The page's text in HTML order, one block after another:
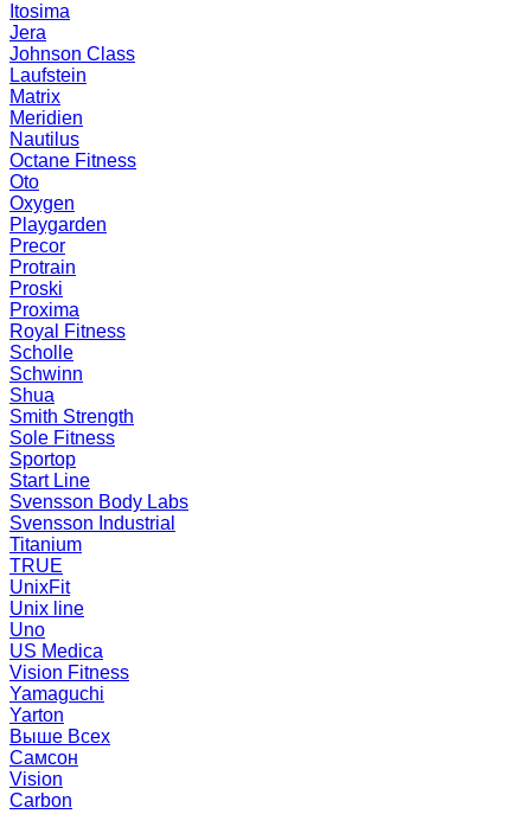
Itosima
Jera
Johnson Class
Laufstein
Matrix
Meridien
Nautilus
Octane Fitness
Oto
Oxygen
Playgarden
Precor
Protrain
Proski
Proxima
Royal Fitness
Scholle
Schwinn
Shua
Smith Strength
Sole Fitness
Sportop
Start Line
Svensson Body Labs
Svensson Industrial
Titanium
TRUE
UnixFit
Unix line
Uno
US Medica
Vision Fitness
Yamaguchi
Yarton
Выше Всех
Самсон
Vision
Carbon